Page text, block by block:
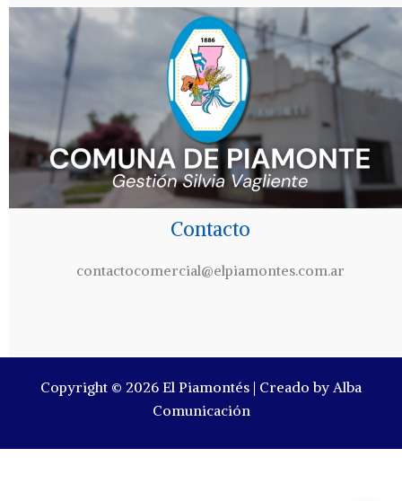
Contacto
contactocomercial@elpiamontes.com.ar
Copyright © 2026 El Piamontés | Creado by Alba
Comunicación